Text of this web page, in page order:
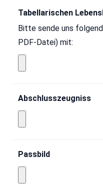
Tabellarischen
Bitte sende uns
PDF-Datei) mit:
Abschlusszeugniss
Passbild